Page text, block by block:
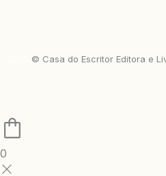
© Casa do Escritor Editora e
0